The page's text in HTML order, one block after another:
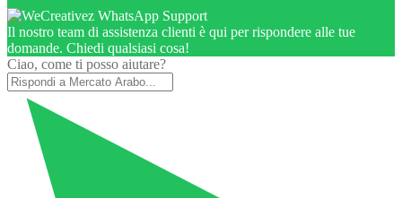
Il nostro team di assistenza clienti è qui per rispondere alle tue
domande. Chiedi qualsiasi cosa!
Ciao, come ti posso aiutare?